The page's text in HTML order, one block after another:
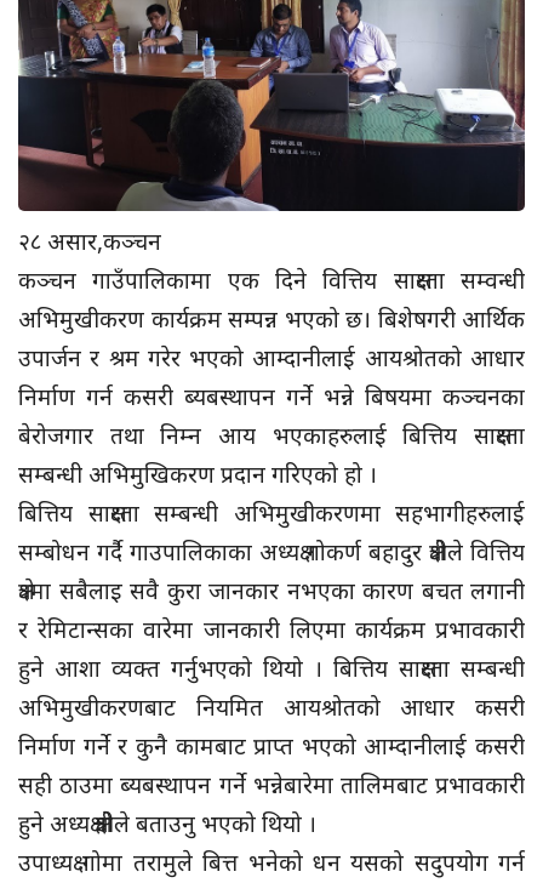
२८ असार,कञ्चन
कञ्चन गाउँपालिकामा एक दिने वित्तिय साक्षरता सम्वन्धी
अभिमुखीकरण कार्यक्रम सम्पन्न भएको छ। बिशेषगरी आर्थिक
उपार्जन र श्रम गरेर भएको आम्दानीलाई आयश्रोतको आधार
निर्माण गर्न कसरी ब्यबस्थापन गर्ने भन्ने बिषयमा कञ्चनका
बेरोजगार तथा निम्न आय भएकाहरुलाई बित्तिय साक्षरता
सम्बन्धी अभिमुखिकरण प्रदान गरिएको हो ।
बित्तिय साक्षरता सम्बन्धी अभिमुखीकरणमा सहभागीहरुलाई
सम्बोधन गर्दै गाउपालिकाका अध्यक्ष गोकर्ण बहादुर क्षेत्रीले वित्तिय
क्षेत्रमा सबैलाइ सवै कुरा जानकार नभएका कारण बचत लगानी
र रेमिटान्सका वारेमा जानकारी लिएमा कार्यक्रम प्रभावकारी
हुने आशा व्यक्त गर्नुभएको थियो । बित्तिय साक्षरता सम्बन्धी
अभिमुखीकरणबाट नियमित आयश्रोतको आधार कसरी
निर्माण गर्ने र कुनै कामबाट प्राप्त भएको आम्दानीलाई कसरी
सही ठाउमा ब्यबस्थापन गर्ने भन्नेबारेमा तालिमबाट प्रभावकारी
हुने अध्यक्ष क्षेत्रीले बताउनु भएको थियो ।
उपाध्यक्ष गोमा तरामुले बित्त भनेको धन यसको सदुपयोग गर्न